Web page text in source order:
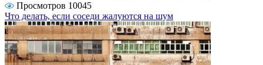
Просмотров 10045
Что делать, если соседи жалуются на шум